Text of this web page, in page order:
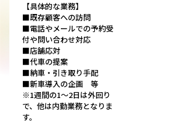
【具体的な業務】
■既存顧客への訪問
■電話やメールでの予約受
付や問い合わせ対応
■店舗応対
■代車の提案
■納車・引き取り手配
■新車導入の企画 等
※1週間の1～2日は外回り
で、他は内勤業務となりま
す。